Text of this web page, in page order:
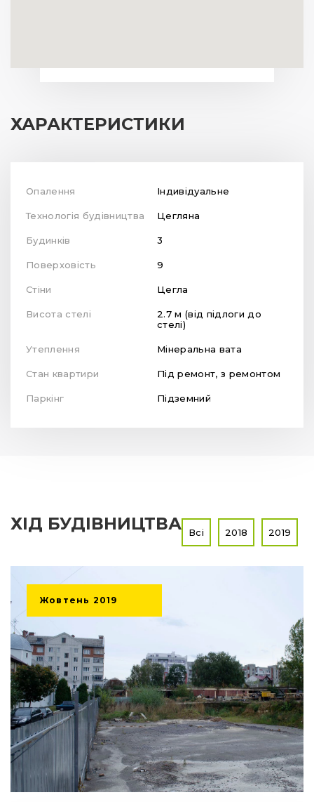
ХАРАКТЕРИСТИКИ
Опалення Індивідуальне
Технологія будівництва Цегляна
Будинків 3
Поверховість 9
Стіни Цегла
Висота стелі
2.7 м (від підлоги до
стелі)
Утеплення Мінеральна вата
Стан квартири Під ремонт, з ремонтом
Паркінг Підземний
ХІД БУДІВНИЦТВА Всі 2018 2019
Жовтень 2019